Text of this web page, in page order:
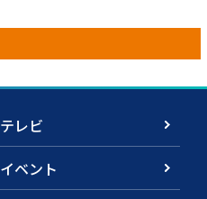
テレビ
イベント